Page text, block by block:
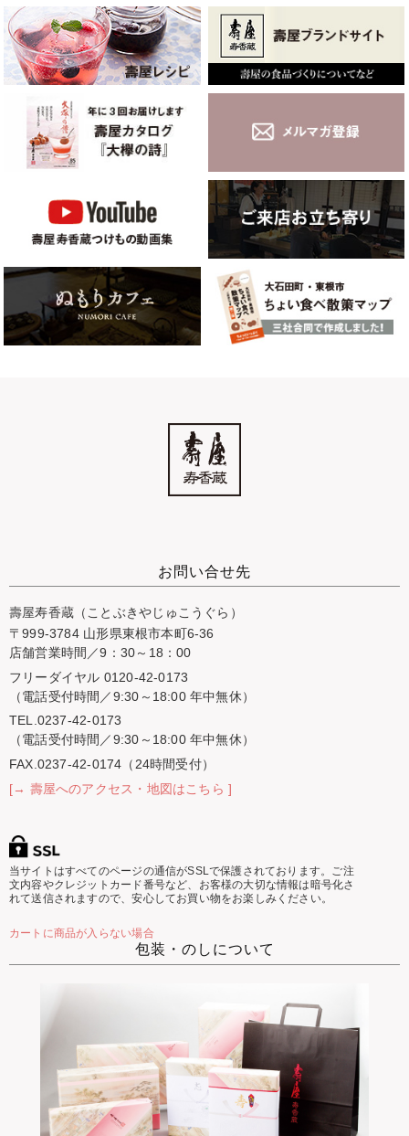
お問い合せ先
壽屋寿香蔵（ことぶきやじゅこうぐら）
〒999-3784 山形県東根市本町6-36
店舗営業時間／9：30～18：00
フリーダイヤル 0120-42-0173
（電話受付時間／9:30～18:00 年中無休）
TEL.0237-42-0173
（電話受付時間／9:30～18:00 年中無休）
FAX.0237-42-0174（24時間受付）
[→ 壽屋へのアクセス・地図はこちら ]
当サイトはすべてのページの通信がSSLで保護されております。ご注
文内容やクレジットカード番号など、お客様の大切な情報は暗号化さ
れて送信されますので、安心してお買い物をお楽しみください。
カートに商品が入らない場合
包装・のしについて